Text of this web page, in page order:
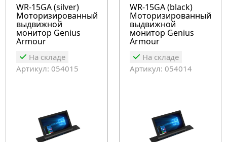
WR-15GA (silver)
Моторизированный
выдвижной
монитор Genius
Armour
На складе
Артикул: 054015
WR-15GA (black)
Моторизированный
выдвижной
монитор Genius
Armour
На складе
Артикул: 054014